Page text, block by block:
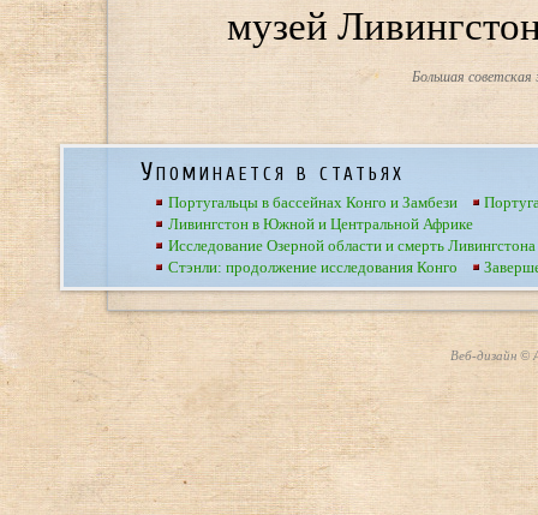
музей
Большая
Упоминается в статьях
Португальцы в бассейнах Конго и Замбези
Ливингстон в Южной и Центральной Африке
Исследование Озерной области и смерть Ливингстона
Стэнли: продолжение исследования Конго
Веб-дизайн ©